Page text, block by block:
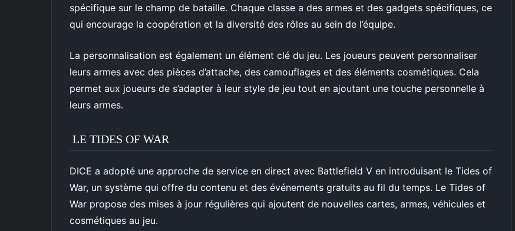
spécifique sur le champ de bataille. Chaque classe a des armes et des gadgets spécifiques, ce
qui encourage la coopération et la diversité des rôles au sein de l’équipe.
La personnalisation est également un élément clé du jeu. Les joueurs peuvent personnaliser
leurs armes avec des pièces d’attache, des camouflages et des éléments cosmétiques. Cela
permet aux joueurs de s’adapter à leur style de jeu tout en ajoutant une touche personnelle à
leurs armes.
LE TIDES OF WAR
DICE a adopté une approche de service en direct avec Battlefield V en introduisant le Tides of
War, un système qui offre du contenu et des événements gratuits au fil du temps. Le Tides of
War propose des mises à jour régulières qui ajoutent de nouvelles cartes, armes, véhicules et
cosmétiques au jeu.